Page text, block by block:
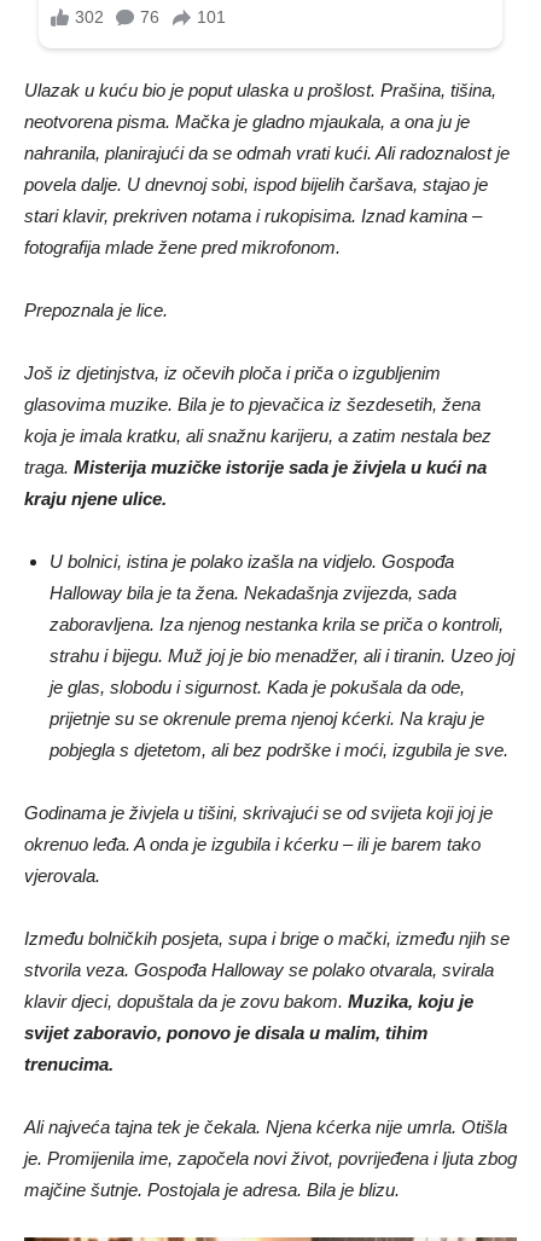
Ulazak u kuću bio je poput ulaska u prošlost. Prašina, tišina,
neotvorena pisma. Mačka je gladno mjaukala, a ona ju je
nahranila, planirajući da se odmah vrati kući. Ali radoznalost je
povela dalje. U dnevnoj sobi, ispod bijelih čaršava, stajao je
stari klavir, prekriven notama i rukopisima. Iznad kamina –
fotografija mlade žene pred mikrofonom.
Prepoznala je lice.
Još iz djetinjstva, iz očevih ploča i priča o izgubljenim
glasovima muzike. Bila je to pjevačica iz šezdesetih, žena
koja je imala kratku, ali snažnu karijeru, a zatim nestala bez
traga. Misterija muzičke istorije sada je živjela u kući na
kraju njene ulice.
U bolnici, istina je polako izašla na vidjelo. Gospođa
Halloway bila je ta žena. Nekadašnja zvijezda, sada
zaboravljena. Iza njenog nestanka krila se priča o kontroli,
strahu i bijegu. Muž joj je bio menadžer, ali i tiranin. Uzeo joj
je glas, slobodu i sigurnost. Kada je pokušala da ode,
prijetnje su se okrenule prema njenoj kćerki. Na kraju je
pobjegla s djetetom, ali bez podrške i moći, izgubila je sve.
Godinama je živjela u tišini, skrivajući se od svijeta koji joj je
okrenuo leđa. A onda je izgubila i kćerku – ili je barem tako
vjerovala.
Između bolničkih posjeta, supa i brige o mački, između njih se
stvorila veza. Gospođa Halloway se polako otvarala, svirala
klavir djeci, dopuštala da je zovu bakom. Muzika, koju je
svijet zaboravio, ponovo je disala u malim, tihim
trenucima.
Ali najveća tajna tek je čekala. Njena kćerka nije umrla. Otišla
je. Promijenila ime, započela novi život, povrijeđena i ljuta zbog
majčine šutnje. Postojala je adresa. Bila je blizu.